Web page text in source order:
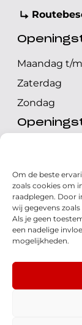
Om de beste
zoals cookies om
raadplegen. Door
wij gegevens
Als je geen
een nadelige
mogelijkheden.
Maandag t/
Zaterdag
Zondag
Maandag t/
Zondag
Volg ons
© 2026 -